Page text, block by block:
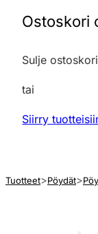
Ostoskori
Sulje ostoskori
tai
Siirry
Tuotteet Pöydät